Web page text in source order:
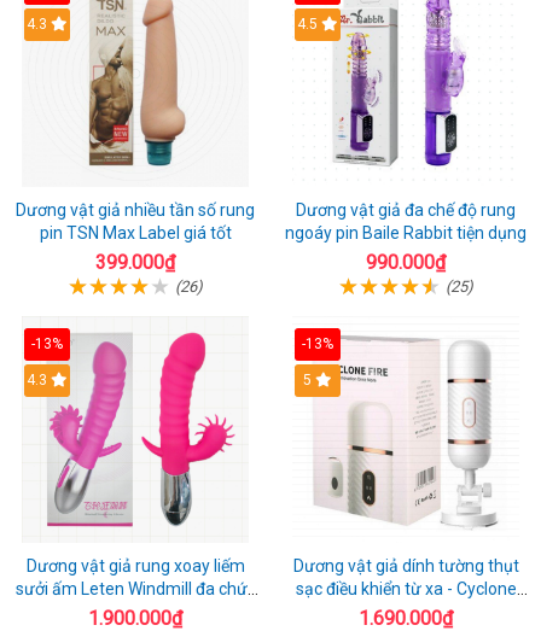
4.3
Dương vật giả nhiều tần số rung
pin TSN Max Label giá tốt
399.000₫
(26)
4.5
Dương vật giả đa chế độ rung
ngoáy pin Baile Rabbit tiện dụng
990.000₫
(25)
-13%
4.3
Dương vật giả rung xoay liếm
sưởi ấm Leten Windmill đa chức
năng
1.900.000₫
-13%
5
Dương vật giả dính tường thụt
sạc điều khiển từ xa - Cyclone
Fire
1.690.000₫